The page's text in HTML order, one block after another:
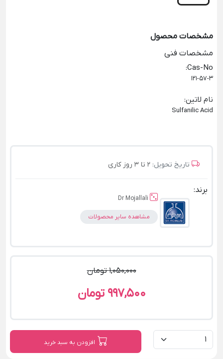
مشخصات محصول
مشخصات فنی
Cas-No
:
121-57-3
نام لاتین:
Sulfanilic Acid
تاریخ تحویل: 2 تا 3 روز کاری
برند:
Dr Mojallali
مشاهده سایر محصولات
1,050,000 تومان
997,500 تومان
افزودن به سبد خرید